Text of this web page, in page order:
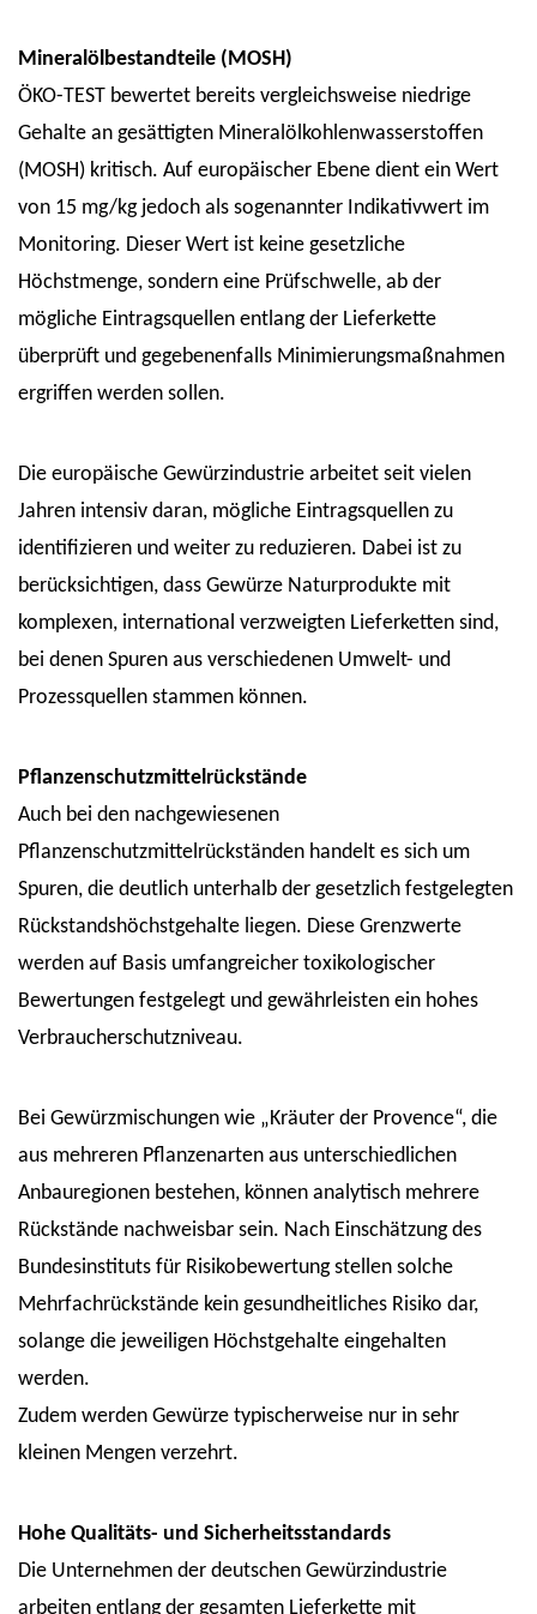
Mineralölbestandteile (MOSH)
ÖKO-TEST bewertet bereits vergleichsweise niedrige
Gehalte an gesättigten Mineralölkohlenwasserstoffen
(MOSH) kritisch. Auf europäischer Ebene dient ein Wert
von 15 mg/kg jedoch als sogenannter Indikativwert im
Monitoring. Dieser Wert ist keine gesetzliche
Höchstmenge, sondern eine Prüfschwelle, ab der
mögliche Eintragsquellen entlang der Lieferkette
überprüft und gegebenenfalls Minimierungsmaßnahmen
ergriffen werden sollen.
Die europäische Gewürzindustrie arbeitet seit vielen
Jahren intensiv daran, mögliche Eintragsquellen zu
identifizieren und weiter zu reduzieren. Dabei ist zu
berücksichtigen, dass Gewürze Naturprodukte mit
komplexen, international verzweigten Lieferketten sind,
bei denen Spuren aus verschiedenen Umwelt- und
Prozessquellen stammen können.
Pflanzenschutzmittelrückstände
Auch bei den nachgewiesenen
Pflanzenschutzmittelrückständen handelt es sich um
Spuren, die deutlich unterhalb der gesetzlich festgelegten
Rückstandshöchstgehalte liegen. Diese Grenzwerte
werden auf Basis umfangreicher toxikologischer
Bewertungen festgelegt und gewährleisten ein hohes
Verbraucherschutzniveau.
Bei Gewürzmischungen wie „Kräuter der Provence“, die
aus mehreren Pflanzenarten aus unterschiedlichen
Anbauregionen bestehen, können analytisch mehrere
Rückstände nachweisbar sein. Nach Einschätzung des
Bundesinstituts für Risikobewertung stellen solche
Mehrfachrückstände kein gesundheitliches Risiko dar,
solange die jeweiligen Höchstgehalte eingehalten
werden.
Zudem werden Gewürze typischerweise nur in sehr
kleinen Mengen verzehrt.
Hohe Qualitäts- und Sicherheitsstandards
Die Unternehmen der deutschen Gewürzindustrie
arbeiten entlang der gesamten Lieferkette mit